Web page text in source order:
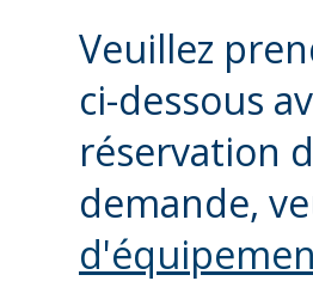
Veuillez
ci-dessous
réservation
demande,